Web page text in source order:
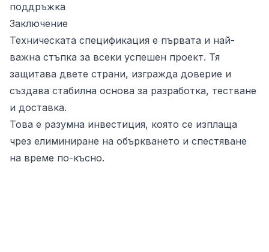
поддръжка
Заключение
Техническата спецификация е първата и най-
важна стъпка за всеки успешен проект. Тя
защитава двете страни, изгражда доверие и
създава стабилна основа за разработка, тестване
и доставка.
Това е разумна инвестиция, която се изплаща
чрез елиминиране на объркването и спестяване
на време по-късно.